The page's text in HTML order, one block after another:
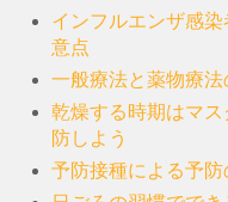
インフルエンザ感
意点
一般療法と薬物療
乾燥する時期はマ
防しよう
予防接種による予防